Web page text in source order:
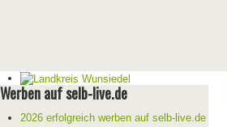
Werben auf selb-live.de
2026 erfolgreich werben auf selb-live.de